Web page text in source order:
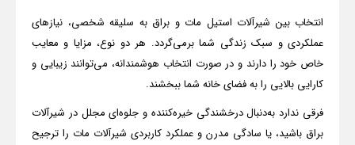
انتخاب بین شیرآلات استیل مات و براق به سلیقه شخصی، نیازهای
عملکردی و سبک زندگی شما برمی‌گردد. هر دو نوع، مزایا و معایب
خاص خود را دارند و در صورت انتخاب هوشمندانه، می‌توانند زیبایی و
کارایی بالایی را به فضای خانه شما ببخشند.
فرقی ندارد به‌دنبال درخشندگی خیره‌کننده و جلوه‌ای مجلل در شیرآلات
براق باشید، یا سادگی مدرن و عملکرد کاربردی شیرآلات مات را ترجیح